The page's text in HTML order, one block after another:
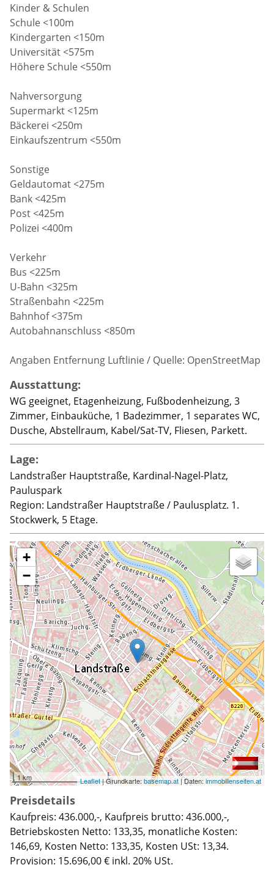
Kinder & Schulen
Schule <100m
Kindergarten <150m
Universität <575m
Höhere Schule <550m
Nahversorgung
Supermarkt <125m
Bäckerei <250m
Einkaufszentrum <550m
Sonstige
Geldautomat <275m
Bank <425m
Post <425m
Polizei <400m
Verkehr
Bus <225m
U-Bahn <325m
Straßenbahn <225m
Bahnhof <375m
Autobahnanschluss <850m
Angaben Entfernung Luftlinie / Quelle: OpenStreetMap
Ausstattung:
WG geeignet, Etagenheizung, Fußbodenheizung, 3
Zimmer, Einbauküche, 1 Badezimmer, 1 separates WC,
Dusche, Abstellraum, Kabel/Sat-TV, Fliesen, Parkett.
Lage:
Landstraßer Hauptstraße, Kardinal-Nagel-Platz,
Pauluspark
Region: Landstraßer Hauptstraße / Paulusplatz. 1.
Stockwerk, 5 Etage.
+
−
1 km Leaflet| Grundkarte: basemap.at| Daten: immobilienseiten.at
Preisdetails
Kaufpreis: 436.000,-, Kaufpreis brutto: 436.000,-,
Betriebskosten Netto: 133,35, monatliche Kosten:
146,69, Kosten Netto: 133,35, Kosten USt: 13,34.
Provision: 15.696,00 € inkl. 20% USt.